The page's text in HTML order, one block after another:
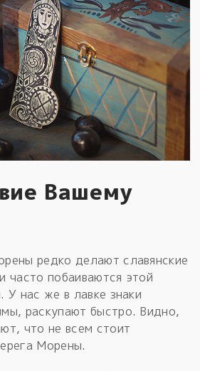
руб.
Вашему
редко делают славянские
часто побаиваются этой
У нас же в лавке знаки
раскупают быстро. Видно,
что не всем стоит
Морены.